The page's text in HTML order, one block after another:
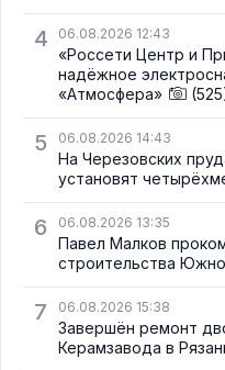
4 06.08.2026 12:43
«Россети Центр и
надёжное
«Атмосфера»
5 06.08.2026 14:43
На Черезовских
установят
6 06.08.2026 13:35
Павел Малков
строительства
7 06.08.2026 15:38
Завершён ремонт
Керамзавода в